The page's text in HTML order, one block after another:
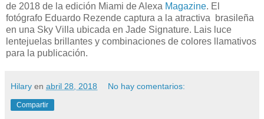
de 2018 de la edición Miami de Alexa Magazine. El
fotógrafo Eduardo Rezende captura a la atractiva brasileña
en una Sky Villa ubicada en Jade Signature. Lais luce
lentejuelas brillantes y combinaciones de colores llamativos
para la publicación.
Hilary en abril 28, 2018 No hay comentarios:
Compartir